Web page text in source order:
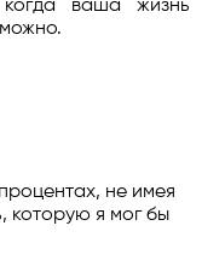
ваша жизнь
не имея
которую я мог бы